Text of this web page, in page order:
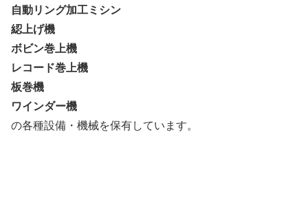
自動リング加工ミシン
綛上げ機
ボビン巻上機
レコード巻上機
板巻機
ワインダー機
の各種設備・機械を保有しています。